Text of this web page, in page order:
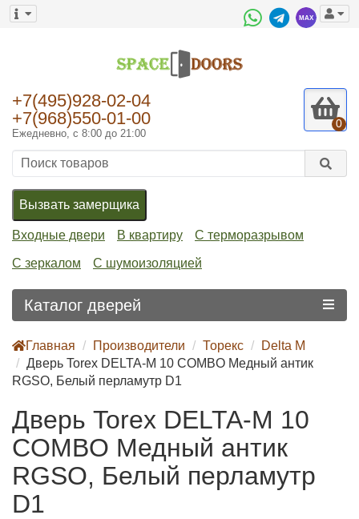
+7(495)928-02-04
+7(968)550-01-00
Ежедневно, с 8:00 до 21:00
0
Вызвать замерщика
Входные двери В квартиру С терморазрывом
С зеркалом С шумоизоляцией
Каталог дверей
Главная Производители Торекс
Delta M
Дверь Torex DELTA-M 10 COMBO Медный антик
RGSO, Белый перламутр D1
Дверь Torex DELTA-M 10
COMBO Медный антик
RGSO, Белый перламутр
D1